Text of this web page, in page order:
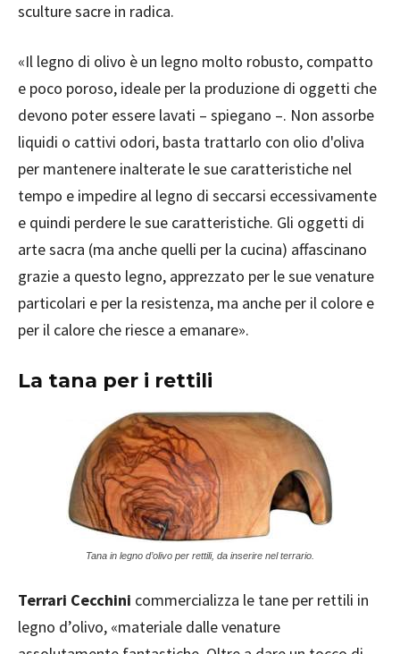
sculture sacre in radica.
«Il legno di olivo è un legno molto robusto, compatto
e poco poroso, ideale per la produzione di oggetti che
devono poter essere lavati – spiegano –. Non assorbe
liquidi o cattivi odori, basta trattarlo con olio d'oliva
per mantenere inalterate le sue caratteristiche nel
tempo e impedire al legno di seccarsi eccessivamente
e quindi perdere le sue caratteristiche. Gli oggetti di
arte sacra (ma anche quelli per la cucina) affascinano
grazie a questo legno, apprezzato per le sue venature
particolari e per la resistenza, ma anche per il colore e
per il calore che riesce a emanare».
La tana per i rettili
Tana in legno d’olivo per rettili, da inserire nel terrario.
Terrari Cecchini commercializza le tane per rettili in
legno d’olivo, «materiale dalle venature